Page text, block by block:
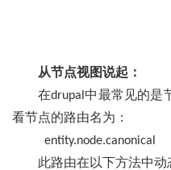
从节点视图说起：
在drupal 中最常见的是
看节点的路由名为：
entity.node.canonical
此路由在以下方法中动